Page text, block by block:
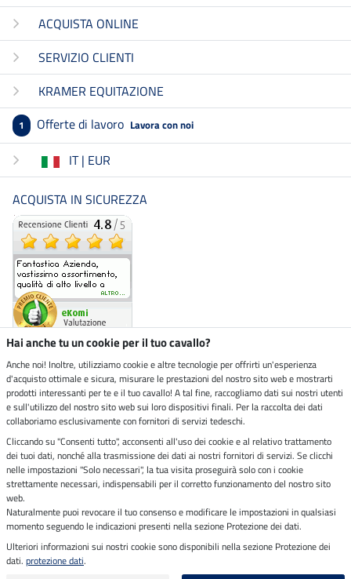
ACQUISTA ONLINE
SERVIZIO CLIENTI
KRAMER EQUITAZIONE
1 Offerte di lavoro Lavora con noi
IT | EUR
ACQUISTA IN SICUREZZA
Negozio ecosostenibile
Spedizioni tramite
Paga in sicurezza con
Note legali
Ultimo aggiornamento il 08.08.2026 alle 07:03
Hai anche tu un cookie per il tuo cavallo?
Anche noi! Inoltre, utilizziamo cookie e altre tecnologie per offrirti un'esperienza
d'acquisto ottimale e sicura, misurare le prestazioni del nostro sito web e mostrarti
prodotti interessanti per te e il tuo cavallo! A tal fine, raccogliamo dati sui nostri utenti
e sull'utilizzo del nostro sito web sui loro dispositivi finali. Per la raccolta dei dati
collaboriamo esclusivamente con fornitori di servizi tedeschi.
Cliccando su "Consenti tutto", acconsenti all'uso dei cookie e al relativo trattamento
dei tuoi dati, nonché alla trasmissione dei dati ai nostri fornitori di servizi. Se clicchi
nelle impostazioni "Solo necessari", la tua visita proseguirà solo con i cookie
strettamente necessari, indispensabili per il corretto funzionamento del nostro sito
web.
Naturalmente puoi revocare il tuo consenso e modificare le impostazioni in qualsiasi
momento seguendo le indicazioni presenti nella sezione Protezione dei dati.
Ulteriori informazioni sui nostri cookie sono disponibili nella sezione Protezione dei
dati. protezione dati.